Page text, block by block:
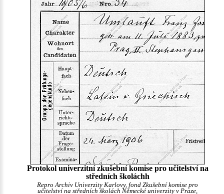
Protokol univerzitní zkušební komise pro učitelství na
středních školáchh
Repro Archiv Univerzity Karlovy, fond Zkušební komise pro
učitelství na středních školách Německé univerzity v Praze,